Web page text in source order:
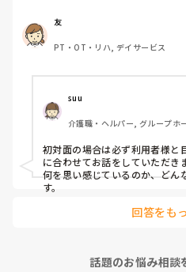
友
PT・OT・リハ, デイサービス
suu
介護職・ヘルパー, グループホ
初対面の場合は必ず利用者様と
に合わせてお話をしていただき
何を思い感じているのか、どん
す。
回答をも
話題のお悩み相談